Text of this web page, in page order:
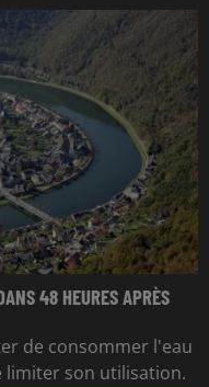
48 HEURES APRÈS
de consommer l'eau
son utilisation.